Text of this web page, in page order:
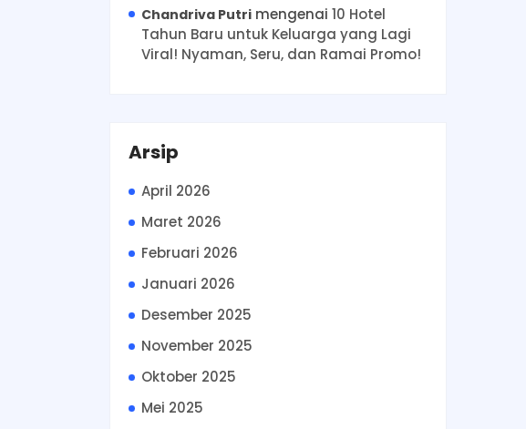
Chandriva Putri mengenai 10 Hotel
Tahun Baru untuk Keluarga yang Lagi
Viral! Nyaman, Seru, dan Ramai Promo!
Arsip
April 2026
Maret 2026
Februari 2026
Januari 2026
Desember 2025
November 2025
Oktober 2025
Mei 2025